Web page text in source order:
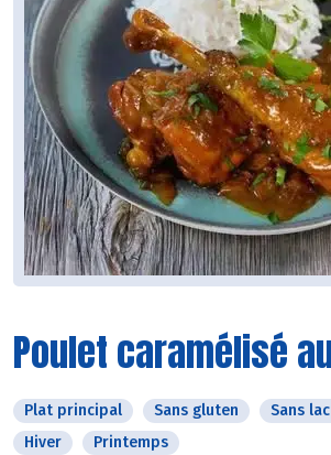
Poulet caramélisé
Plat principal Sans gluten Sans
Hiver
Printemps